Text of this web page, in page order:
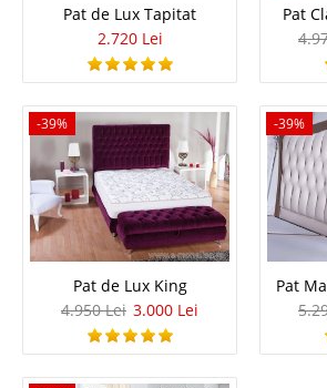
Pat de Lux Tapitat
Paturi de Lux Tapitate | Marsilya Patul
linia dormitoarelor moderne in alb si negru cu
sistemul de ridicare a salt..
Pret 2.720 Lei
Stoc Epuizat -
-22%
Pat de Lux Tapitat
2.720 Lei
Pat
-39%
Pat de Lux King
4.950 Lei 3.000 Lei
-39%
Pat